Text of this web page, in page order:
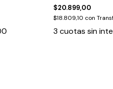
$20.899,00
$18.809,10 con
3 cuotas sin